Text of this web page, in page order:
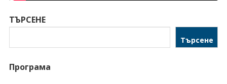
ТЪРСЕНЕ
Търсене
Програма